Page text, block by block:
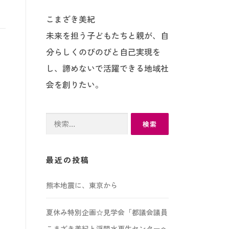
こまざき美紀
未来を担う子どもたちと親が、自
分らしくのびのびと自己実現を
し、諦めないで活躍できる地域社
会を創りたい。
最近の投稿
熊本地震に、東京から
夏休み特別企画☆見学会「都議会議員